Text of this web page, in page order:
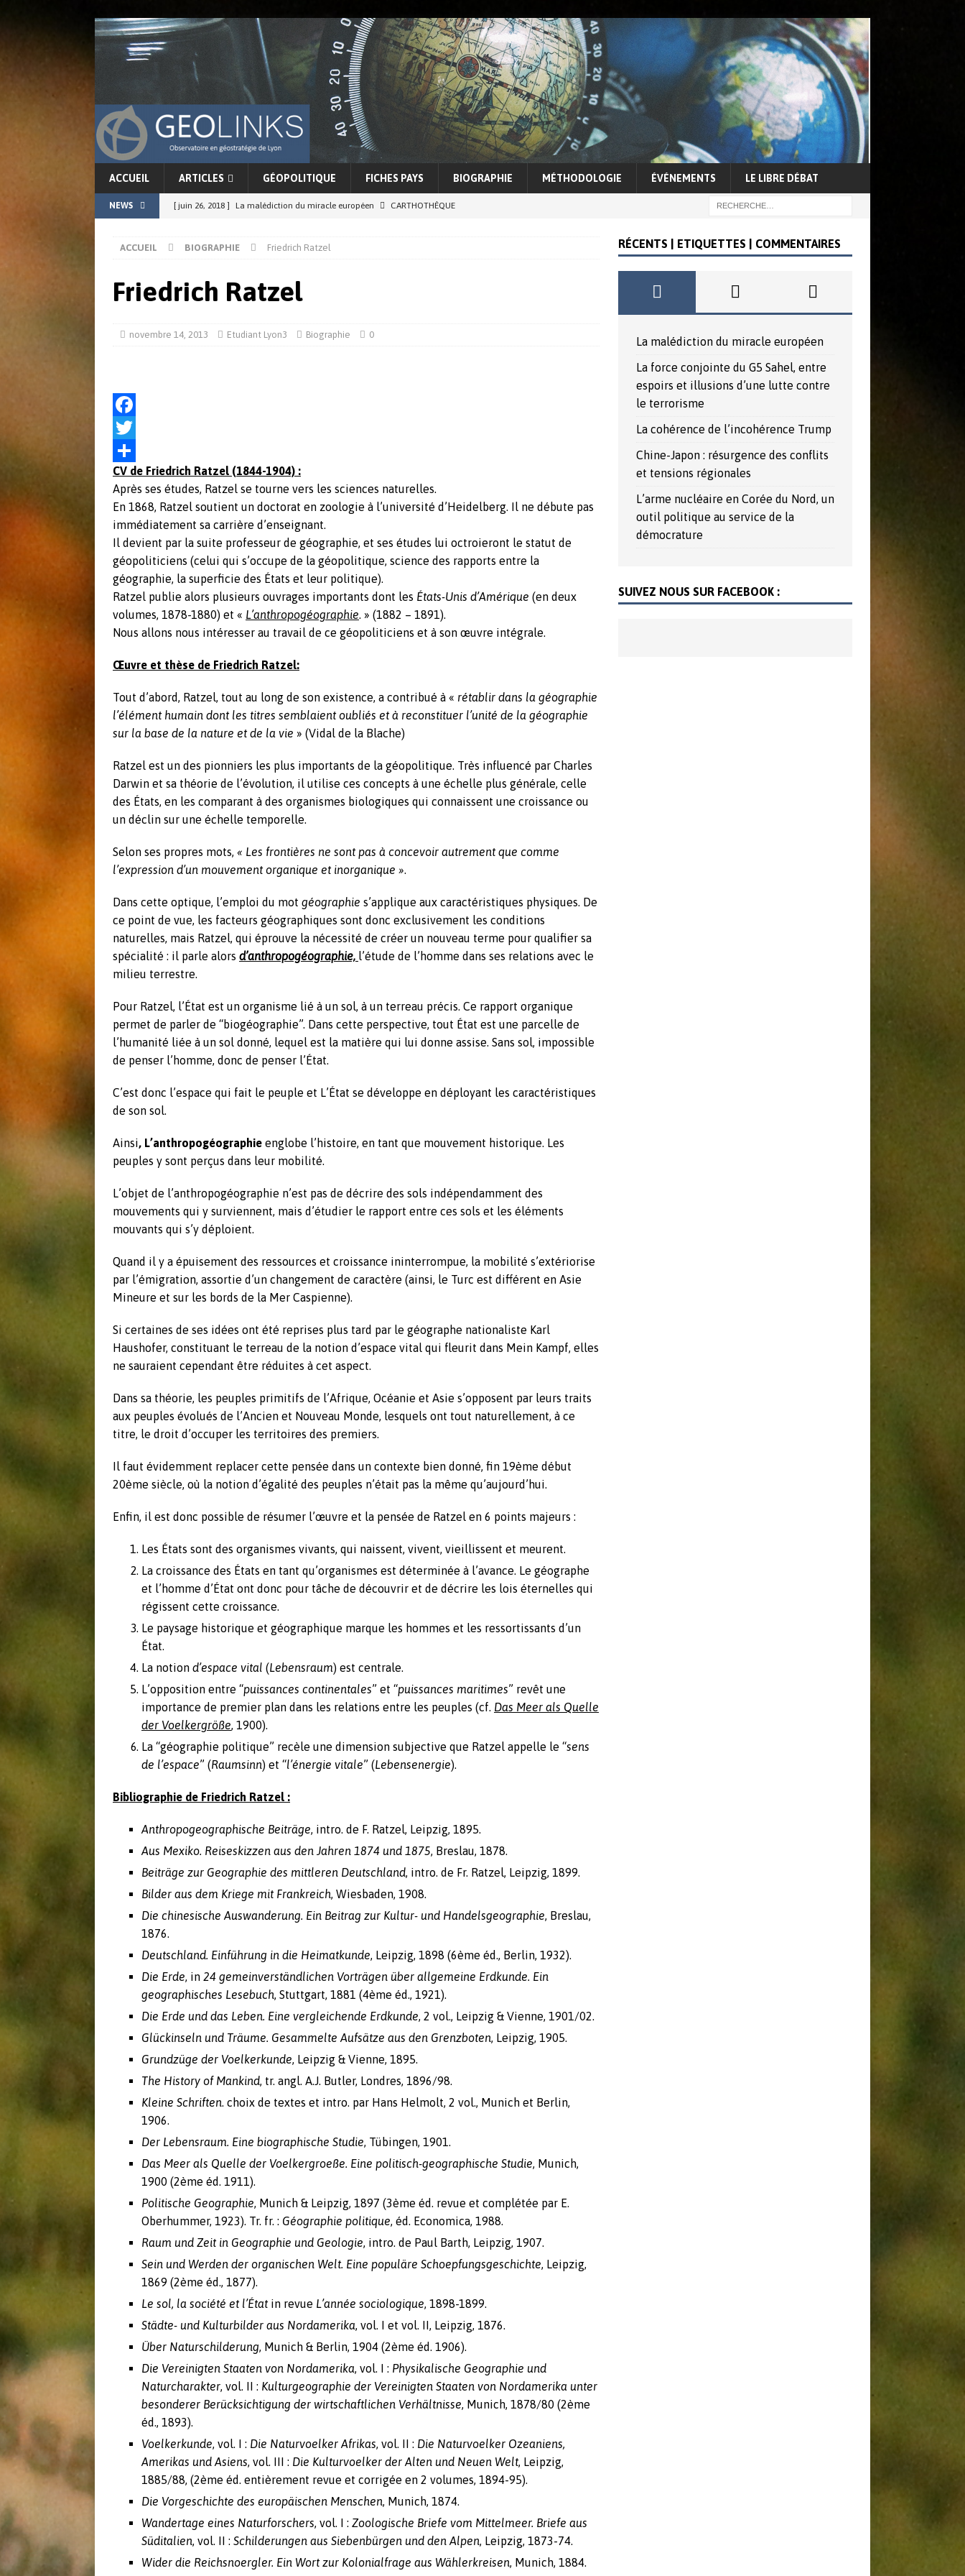
ACCUEIL ARTICLES GÉOPOLITIQUE FICHES PAYS BIOGRAPHIE MÉTHODOLOGIE ÉVÉNEMENTS LE LIBRE DÉBAT
NEWS [ juin 26, 2018 ] La malédiction du miracle européen CARTHOTHÈQUE
[ juin 11, 2018 ] La cohérence de l’incohérence Trump
[ juin 8, 2018 ] Chine-Japon : résurgence des conflits et tensions régionales
ACCUEIL BIOGRAPHIE Friedrich Ratzel
Friedrich Ratzel
novembre 14, 2013 Etudiant Lyon3 Biographie 0
F
a
c
e
b
o
o
k
T
w
i
t
t
e
r
P
a
r
t
a
g
e
r
CV de Friedrich Ratzel (1844-1904) :
Après ses études, Ratzel se tourne vers les sciences naturelles.
En 1868, Ratzel soutient un doctorat en zoologie à l’université d’Heidelberg. Il ne débute pas
immédiatement sa carrière d’enseignant.
Il devient par la suite professeur de géographie, et ses études lui octroieront le statut de
géopoliticiens (celui qui s’occupe de la géopolitique, science des rapports entre la
géographie, la superficie des États et leur politique).
Ratzel publie alors plusieurs ouvrages importants dont les États-Unis d’Amérique (en deux
volumes, 1878-1880) et « L’anthropogéographie. » (1882 – 1891).
Nous allons nous intéresser au travail de ce géopoliticiens et à son œuvre intégrale.
Œuvre et thèse de Friedrich Ratzel:
Tout d’abord, Ratzel, tout au long de son existence, a contribué à « rétablir dans la géographie
l’élément humain dont les titres semblaient oubliés et à reconstituer l’unité de la géographie
sur la base de la nature et de la vie » (Vidal de la Blache)
Ratzel est un des pionniers les plus importants de la géopolitique. Très influencé par Charles
Darwin et sa théorie de l’évolution, il utilise ces concepts à une échelle plus générale, celle
des États, en les comparant à des organismes biologiques qui connaissent une croissance ou
un déclin sur une échelle temporelle.
Selon ses propres mots, « Les frontières ne sont pas à concevoir autrement que comme
l’expression d’un mouvement organique et inorganique ».
Dans cette optique, l’emploi du mot géographie s’applique aux caractéristiques physiques. De
ce point de vue, les facteurs géographiques sont donc exclusivement les conditions
naturelles, mais Ratzel, qui éprouve la nécessité de créer un nouveau terme pour qualifier sa
spécialité : il parle alors d’anthropogéographie, l’étude de l’homme dans ses relations avec le
milieu terrestre.
Pour Ratzel, l’État est un organisme lié à un sol, à un terreau précis. Ce rapport organique
permet de parler de “biogéographie”. Dans cette perspective, tout État est une parcelle de
l’humanité liée à un sol donné, lequel est la matière qui lui donne assise. Sans sol, impossible
de penser l’homme, donc de penser l’État.
C’est donc l’espace qui fait le peuple et L’État se développe en déployant les caractéristiques
de son sol.
Ainsi, L’anthropogéographie englobe l’histoire, en tant que mouvement historique. Les
peuples y sont perçus dans leur mobilité.
L’objet de l’anthropogéographie n’est pas de décrire des sols indépendamment des
mouvements qui y surviennent, mais d’étudier le rapport entre ces sols et les éléments
mouvants qui s’y déploient.
Quand il y a épuisement des ressources et croissance ininterrompue, la mobilité s’extériorise
par l’émigration, assortie d’un changement de caractère (ainsi, le Turc est différent en Asie
Mineure et sur les bords de la Mer Caspienne).
Si certaines de ses idées ont été reprises plus tard par le géographe nationaliste Karl
Haushofer, constituant le terreau de la notion d’espace vital qui fleurit dans Mein Kampf, elles
ne sauraient cependant être réduites à cet aspect.
Dans sa théorie, les peuples primitifs de l’Afrique, Océanie et Asie s’opposent par leurs traits
aux peuples évolués de l’Ancien et Nouveau Monde, lesquels ont tout naturellement, à ce
titre, le droit d’occuper les territoires des premiers.
Il faut évidemment replacer cette pensée dans un contexte bien donné, fin 19ème début
20ème siècle, où la notion d’égalité des peuples n’était pas la même qu’aujourd’hui.
Enfin, il est donc possible de résumer l’œuvre et la pensée de Ratzel en 6 points majeurs :
Les États sont des organismes vivants, qui naissent, vivent, vieillissent et meurent.
La croissance des États en tant qu’organismes est déterminée à l’avance. Le géographe
et l’homme d’État ont donc pour tâche de découvrir et de décrire les lois éternelles qui
régissent cette croissance.
Le paysage historique et géographique marque les hommes et les ressortissants d’un
État.
La notion d’espace vital (Lebensraum) est centrale.
L’opposition entre “puissances continentales” et “puissances maritimes” revêt une
importance de premier plan dans les relations entre les peuples (cf. Das Meer als Quelle
der Voelkergröße, 1900).
La “géographie politique” recèle une dimension subjective que Ratzel appelle le “sens
de l’espace” (Raumsinn) et “l’énergie vitale” (Lebensenergie).
Bibliographie de Friedrich Ratzel :
Anthropogeographische Beiträge, intro. de F. Ratzel, Leipzig, 1895.
Aus Mexiko. Reiseskizzen aus den Jahren 1874 und 1875, Breslau, 1878.
Beiträge zur Geographie des mittleren Deutschland, intro. de Fr. Ratzel, Leipzig, 1899.
Bilder aus dem Kriege mit Frankreich, Wiesbaden, 1908.
Die chinesische Auswanderung. Ein Beitrag zur Kultur- und Handelsgeographie, Breslau,
1876.
Deutschland. Einführung in die Heimatkunde, Leipzig, 1898 (6ème éd., Berlin, 1932).
Die Erde, in 24 gemeinverständlichen Vorträgen über allgemeine Erdkunde. Ein
geographisches Lesebuch, Stuttgart, 1881 (4ème éd., 1921).
Die Erde und das Leben. Eine vergleichende Erdkunde, 2 vol., Leipzig & Vienne, 1901/02.
Glückinseln und Träume. Gesammelte Aufsätze aus den Grenzboten, Leipzig, 1905.
Grundzüge der Voelkerkunde, Leipzig & Vienne, 1895.
The History of Mankind, tr. angl. A.J. Butler, Londres, 1896/98.
Kleine Schriften. choix de textes et intro. par Hans Helmolt, 2 vol., Munich et Berlin,
1906.
Der Lebensraum. Eine biographische Studie, Tübingen, 1901.
Das Meer als Quelle der Voelkergroeße. Eine politisch-geographische Studie, Munich,
1900 (2ème éd. 1911).
Politische Geographie, Munich & Leipzig, 1897 (3ème éd. revue et complétée par E.
Oberhummer, 1923). Tr. fr. : Géographie politique, éd. Economica, 1988.
Raum und Zeit in Geographie und Geologie, intro. de Paul Barth, Leipzig, 1907.
Sein und Werden der organischen Welt. Eine populäre Schoepfungsgeschichte, Leipzig,
1869 (2ème éd., 1877).
Le sol, la société et l’Étatin revue L’année sociologique, 1898-1899.
Städte- und Kulturbilder aus Nordamerika, vol. I et vol. II, Leipzig, 1876.
Über Naturschilderung, Munich & Berlin, 1904 (2ème éd. 1906).
Die Vereinigten Staaten von Nordamerika, vol. I : Physikalische Geographie und
Naturcharakter, vol. II : Kulturgeographie der Vereinigten Staaten von Nordamerika unter
besonderer Berücksichtigung der wirtschaftlichen Verhältnisse, Munich, 1878/80 (2ème
éd., 1893).
Voelkerkunde, vol. I : Die Naturvoelker Afrikas, vol. II : Die Naturvoelker Ozeaniens,
Amerikas und Asiens, vol. III : Die Kulturvoelker der Alten und Neuen Welt, Leipzig,
1885/88, (2ème éd. entièrement revue et corrigée en 2 volumes, 1894-95).
Die Vorgeschichte des europäischen Menschen, Munich, 1874.
Wandertage eines Naturforschers, vol. I : Zoologische Briefe vom Mittelmeer. Briefe aus
Süditalien, vol. II : Schilderungen aus Siebenbürgen und den Alpen, Leipzig, 1873-74.
Wider die Reichsnoergler. Ein Wort zur Kolonialfrage aus Wählerkreisen, Munich, 1884.
RÉCENTS | ETIQUETTES | COMMENTAIRES
La malédiction du miracle européen
La force conjointe du G5 Sahel, entre
espoirs et illusions d’une lutte contre
le terrorisme
La cohérence de l’incohérence Trump
Chine-Japon : résurgence des conflits
et tensions régionales
L’arme nucléaire en Corée du Nord, un
outil politique au service de la
démocrature
SUIVEZ NOUS SUR FACEBOOK :